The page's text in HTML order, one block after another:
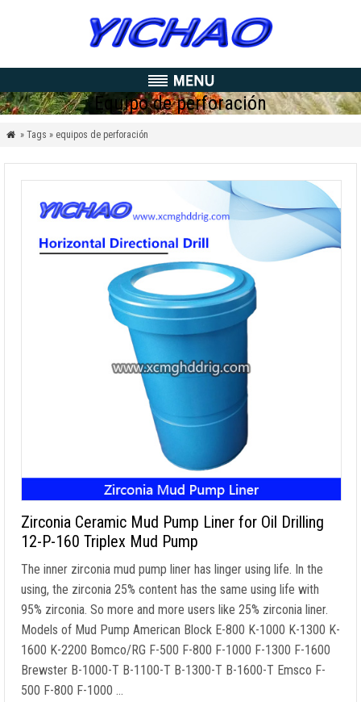
Equipo de perforación
 » Tags » equipos de perforación
Zirconia Ceramic Mud Pump Liner for Oil Drilling
12-P-160 Triplex Mud Pump
The inner zirconia mud pump liner has linger using life. In the
using, the zirconia 25% content has the same using life with
95% zirconia. So more and more users like 25% zirconia liner.
Models of Mud Pump American Block E-800 K-1000 K-1300 K-
1600 K-2200 Bomco/RG F-500 F-800 F-1000 F-1300 F-1600
Brewster B-1000-T B-1100-T B-1300-T B-1600-T Emsco F-
500 F-800 F-1000 …